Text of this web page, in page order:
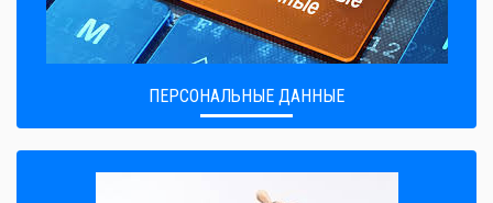
ПЕРСОНАЛЬНЫЕ ДАННЫЕ